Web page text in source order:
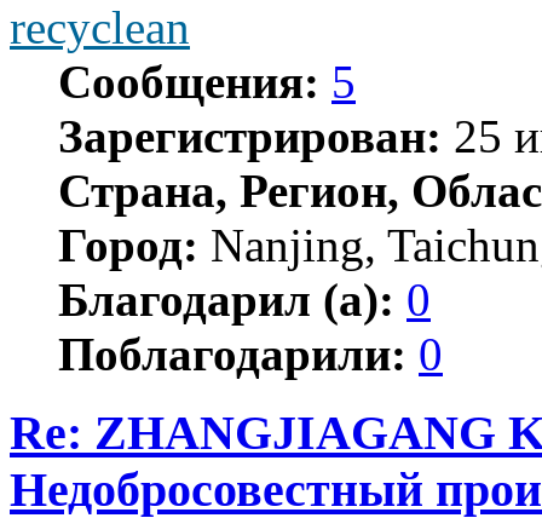
recyclean
Сообщения: 5
Зарегистрирован: 25
Страна, Регион,
Город: Nanjing,
Благодарил (а): 0
Поблагодарили: 0
Re: ZHANGJIAGANG
Недобросовестный